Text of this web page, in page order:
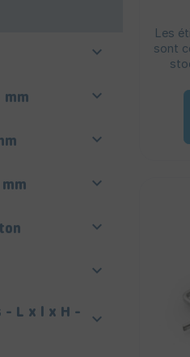

mm 




- L x l x H -

Les
sont